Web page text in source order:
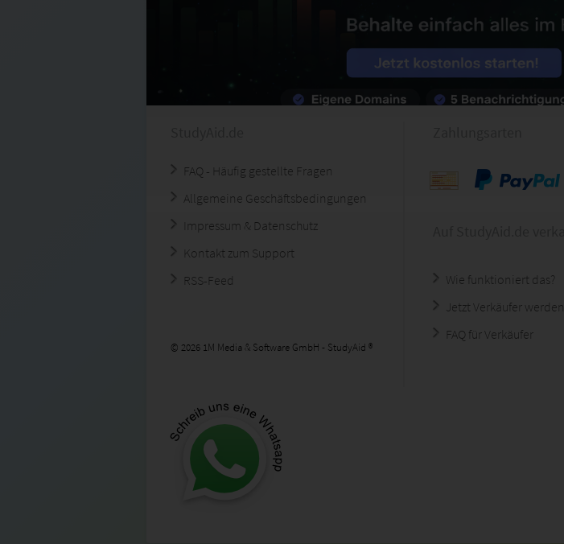
FAQ - Häufig gestellte Fragen
Allgemeine Geschäftsbedingungen
Impressum & Datenschutz
Kontakt zum Support
RSS-Feed
© 2026 1M Media & Software GmbH - StudyAid ®
Wie funktioniert das?
Jetzt Verkäufer werden
FAQ für Verkäufer